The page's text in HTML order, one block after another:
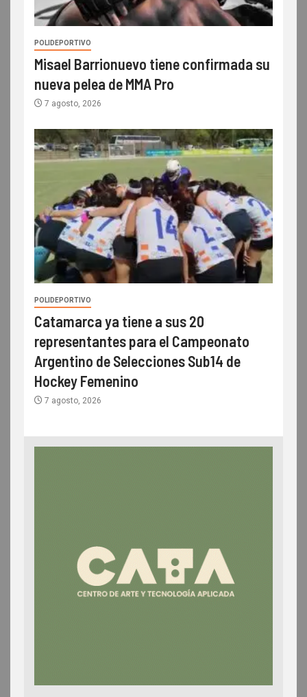
POLIDEPORTIVO
Misael Barrionuevo tiene confirmada su
nueva pelea de MMA Pro
7 agosto, 2026
POLIDEPORTIVO
Catamarca ya tiene a sus 20
representantes para el Campeonato
Argentino de Selecciones Sub14 de
Hockey Femenino
7 agosto, 2026